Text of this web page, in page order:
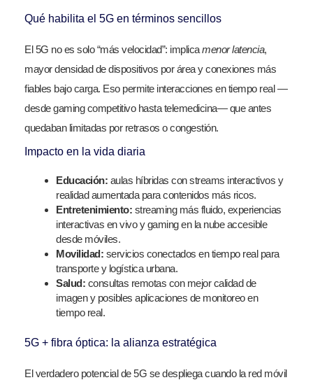
Qué habilita el 5G en términos sencillos
El 5G no es solo “más velocidad”: implicamenor latencia,
mayor densidad de dispositivos por área y conexiones más
fiables bajo carga. Eso permite interacciones en tiempo real —
desde gaming competitivo hasta telemedicina— que antes
quedaban limitadas por retrasos o congestión.
Impacto en la vida diaria
Educación: aulas híbridas con streams interactivos y
realidad aumentada para contenidos más ricos.
Entretenimiento: streaming más fluido, experiencias
interactivas en vivo y gaming en la nube accesible
desde móviles.
Movilidad: servicios conectados en tiempo real para
transporte y logística urbana.
Salud: consultas remotas con mejor calidad de
imagen y posibles aplicaciones de monitoreo en
tiempo real.
5G + fibra óptica: la alianza estratégica
El verdadero potencial de 5G se despliega cuando la red móvil